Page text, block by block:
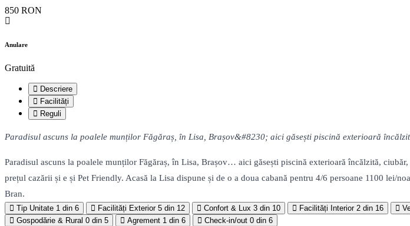
850 RON
Anulare
Gratuită
Descriere
Facilități
Reguli
Paradisul ascuns la poalele munților Făgăraș, în Lisa, Brașov&#8230; aici găsești piscină exterioară
Paradisul ascuns la poalele munților Făgăraș, în Lisa, Brașov… aici găsești piscină exterioară încălzită,
prețul cazării și e și Pet Friendly. Acasă la Lisa dispune și de o a doua cabană pentru 4/6 persoane 1100
Bran.
Tip Unitate 1 din 6 Facilități Exterior 5 din 12 Confort & Lux 3 din 10 Facilități Interior 2 din 16
Gospodărie & Rural 0 din 5 Agrement 1 din 6 Check-in/out 0 din 6